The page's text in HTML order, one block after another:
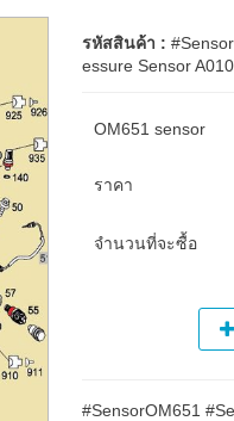
รหัสสินค้า :
essure Sensor
OM651 sensor
ราคา
จำนวนที่จะซื้อ
#SensorOM651